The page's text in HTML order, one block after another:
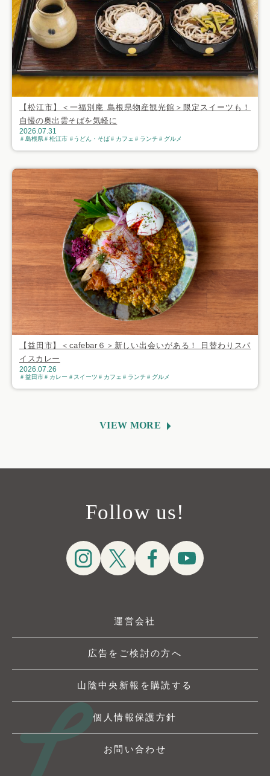
【松江市】＜一福別庵 島根県物産観光館＞限定スイーツも！
自慢の奥出雲そばを気軽に
2026.07.31
島根県 松江市 うどん・そば カフェ ランチ グルメ
【益田市】＜cafebar６＞新しい出会いがある！ 日替わりスパ
イスカレー
2026.07.26
益田市 カレー スイーツ カフェ ランチ グルメ
VIEW MORE
Follow us!
運営会社
広告をご検討の方へ
山陰中央新報を購読する
個人情報保護方針
お問い合わせ